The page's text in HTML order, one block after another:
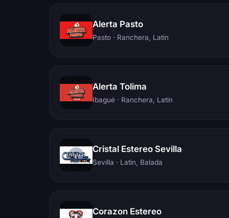
Alerta Pasto
Pasto · Ranchera, Latin
Alerta Tolima
Ibagué · Ranchera, Latin
Cristal Estereo Sevilla
Sevilla · Latin, Balada
Corazon Estereo